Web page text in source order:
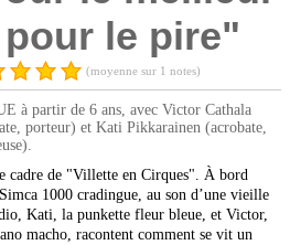
le pire"
(moyenne sur 1 notes)
à partir de 6 ans, avec Victor Cathala
porteur) et Kati Pikkarainen (acrobate,
cadre de "Villette en Cirques". À bord
1000 cradingue, au son d’une vieille
Kati, la punkette fleur bleue, et Victor,
macho, racontent comment se vit un